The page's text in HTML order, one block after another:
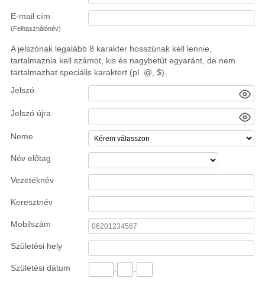
E-mail cím
(Felhasználónév)
A jelszónak legalább 8 karakter hosszúnak kell lennie,
tartalmaznia kell számot, kis és nagybetűt egyaránt, de nem
tartalmazhat speciális karaktert (pl. @, $).
Jelszó
Jelszó újra
Neme
Név előtag
Vezetéknév
Keresztnév
Mobilszám
Születési hely
Születési dátum